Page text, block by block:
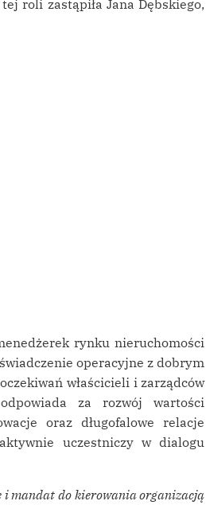
tej roli zastąpiła Jana Dębskiego,
rynku nieruchomości
operacyjne z dobrym
właścicieli i zarządców
za rozwój wartości
oraz długofalowe relacje
uczestniczy w dialogu
i mandat do kierowania organizacją